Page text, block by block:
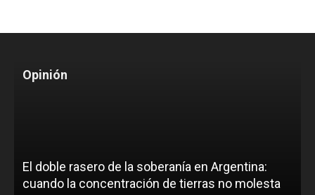
Opinión
El doble rasero de la soberanía en Argentina:
cuando la concentración de tierras no molesta